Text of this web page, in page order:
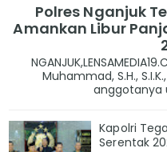
Polres Nganjuk
Amankan Libur
Muhammad, S.H.,
anggotanya
Kapolri
Serentak